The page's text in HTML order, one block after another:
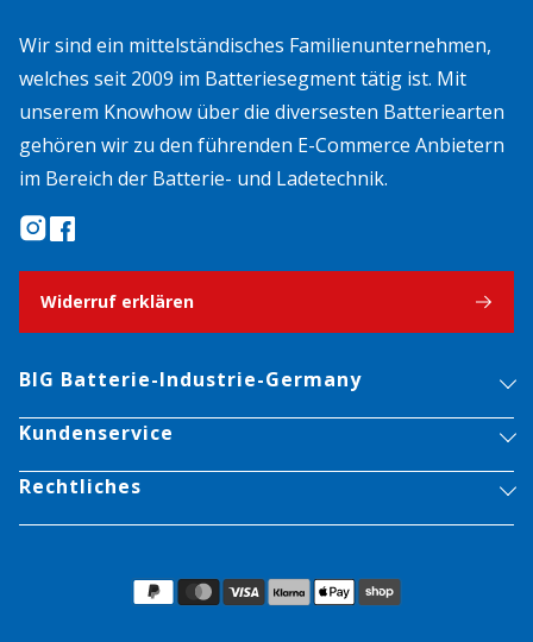
Wir sind ein mittelständisches Familienunternehmen,
welches seit 2009 im Batteriesegment tätig ist. Mit
unserem Knowhow über die diversesten Batteriearten
gehören wir zu den führenden E-Commerce Anbietern
im Bereich der Batterie- und Ladetechnik.
Widerruf erklären
BIG Batterie-Industrie-Germany
Kundenservice
Rechtliches